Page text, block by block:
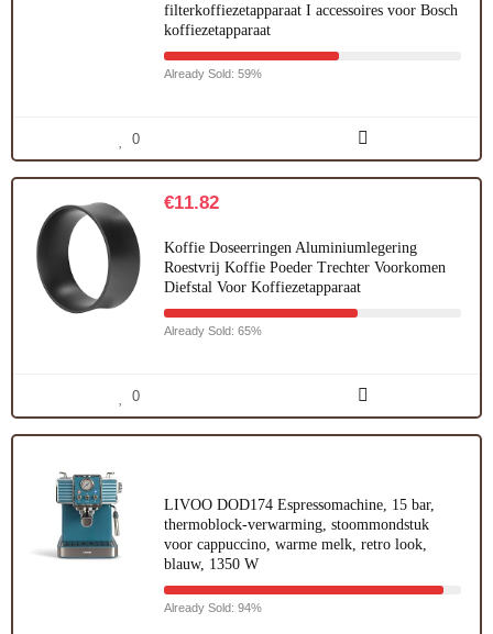
filterkoffiezetapparaat I accessoires voor Bosch
koffiezetapparaat
Already Sold: 59%
0
€11.82
Koffie Doseerringen Aluminiumlegering
Roestvrij Koffie Poeder Trechter Voorkomen
Diefstal Voor Koffiezetapparaat
Already Sold: 65%
0
LIVOO DOD174 Espressomachine, 15 bar,
thermoblock-verwarming, stoommondstuk
voor cappuccino, warme melk, retro look,
blauw, 1350 W
Already Sold: 94%